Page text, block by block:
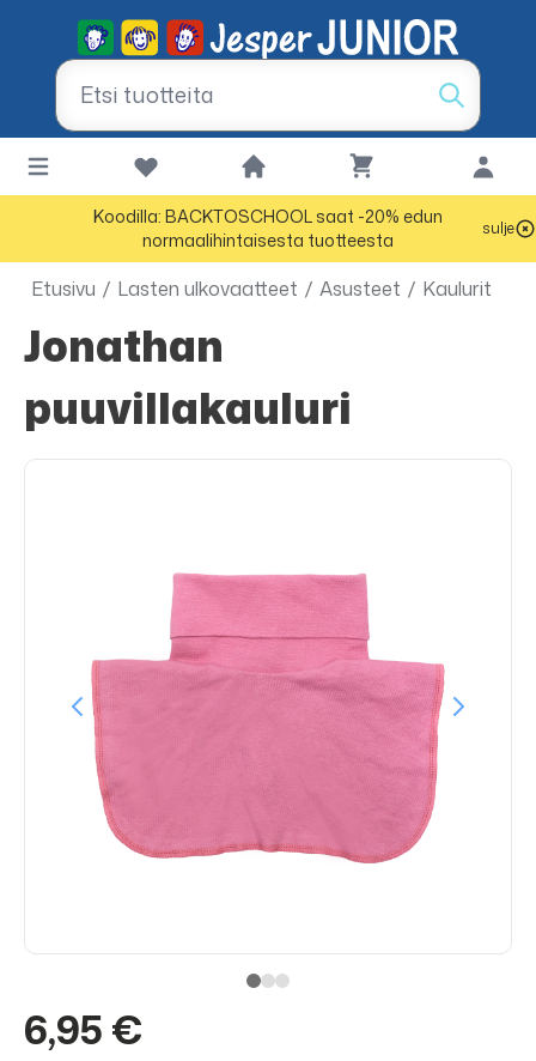
Koodilla: BACKTOSCHOOL saat -20% edun
normaalihintaisesta tuotteesta
sulje
Etusivu / Lasten ulkovaatteet / Asusteet / Kaulurit
Jonathan
puuvillakauluri
6,95 €